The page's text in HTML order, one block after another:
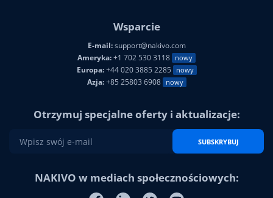
Wsparcie
E-mail:support@nakivo.com
Ameryka:+1 702 530 3118 nowy
Europa:+44 020 3885 2285 nowy
Azja:+85 25803 6908 nowy
Otrzymuj specjalne oferty i aktualizacje:
SUBSKRYBUJ
NAKIVO w mediach społecznościowych: